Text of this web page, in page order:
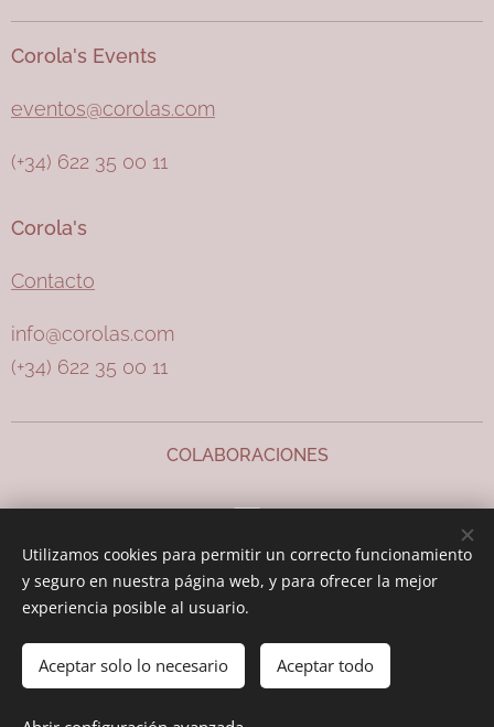
AÑADIR A LA CESTA
Corola's Events
eventos@corolas.com
(+34) 622 35 00 11
Corola's
Contacto
info@corolas.com
(+34) 622 35 00 11
COLABORACIONES
Cookies
Utilizamos cookies para permitir un correcto funcionamiento
y seguro en nuestra página web, y para ofrecer la mejor
experiencia posible al usuario.
Aceptar solo lo necesario Aceptar todo